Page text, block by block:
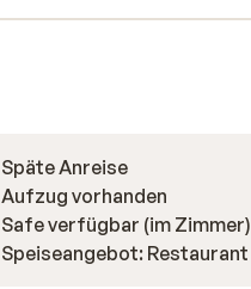
Späte Anreise
Aufzug vorhanden
Safe verfügbar (im Zimmer)
Speiseangebot: Restaurant